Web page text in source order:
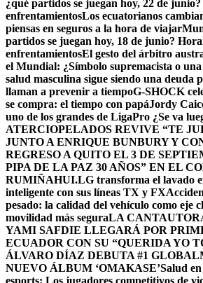
¿qué partidos se juegan hoy, 22 de
enfrentamientosLos ecuatorianos
piensas en seguros a la hora de viajar
partidos se juegan hoy, 18 de junio?
enfrentamientosEl gesto del árbitro
el Mundial: ¿Símbolo supremacista o
salud masculina sigue siendo una deuda
llaman a prevenir a tiempoG-SHOCK
se compra: el tiempo con papáJordy
uno de los grandes de LigaPro ¿Se va
ATERCIOPELADOS REVIVE “TE
JUNTO A ENRIQUE BUNBURY Y
REGRESO A QUITO EL 3 DE
PIPA DE LA PAZ 30 AÑOS” EN EL
RUMIÑAHUI.LG transforma el lavado
inteligente con sus líneas TX y FX
pesado: la calidad del vehículo como eje
movilidad más seguraLA
YAMI SAFDIE LLEGARÁ POR
ECUADOR CON SU “QUERIDA YO
ÁLVARO DÍAZ DEBUTA #1
NUEVO ÁLBUM ‘OMAKASE’Salud
esports: Los jugadores competitivos de